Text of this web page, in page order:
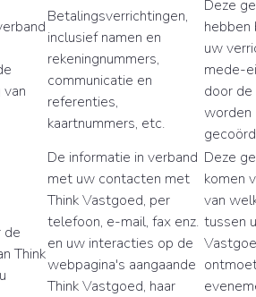
Betalingsverrichtingen,
inclusief namen en
rekeningnummers,
communicatie en
referenties,
kaartnummers, etc.
Deze
hebben
uw
mede-
door
worden
de
Think
De informatie in verband
met uw contacten met
Think Vastgoed, per
telefoon, e-mail, fax enz.
en uw interacties op de
webpagina's aangaande
Think Vastgoed, haar
Deze
komen
van
tussen